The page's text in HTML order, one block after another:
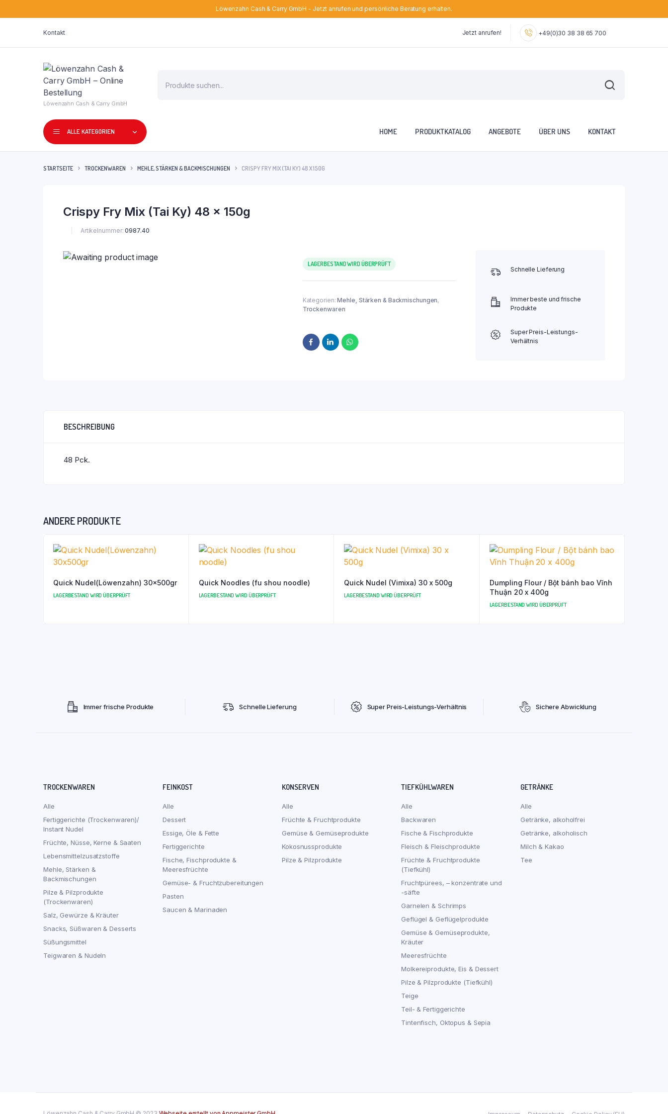
Löwenzahn Cash & Carry GmbH - Jetzt anrufen und persönliche Beratung erhalten.
Kontakt Jetzt anrufen! +49(0)30 38 38 65 700
Löwenzahn Cash & Carry GmbH
search
ALLE KATEGORIEN HOME PRODUKTKATALOG ANGEBOTE ÜBER UNS KONTAKT
STARTSEITE TROCKENWAREN MEHLE, STÄRKEN & BACKMISCHUNGEN CRISPY FRY MIX (TAI KY) 48 X 150G
Crispy Fry Mix (Tai Ky) 48 x 150g
Artikelnummer: 0987.40
LAGERBESTAND WIRD ÜBERPRÜFT
Kategorien:Mehle, Stärken & Backmischungen,
Trockenwaren
Schnelle Lieferung
Immer beste und frische
Produkte
Super Preis-Leistungs-
Verhältnis
BESCHREIBUNG
48 Pck.
ANDERE PRODUKTE
Quick Nudel(Löwenzahn) 30x500gr
LAGERBESTAND WIRD ÜBERPRÜFT
Quick Noodles (fu shou noodle)
LAGERBESTAND WIRD ÜBERPRÜFT
Quick Nudel (Vimixa) 30 x 500g
LAGERBESTAND WIRD ÜBERPRÜFT
Dumpling Flour / Bột bánh bao Vĩnh
Thuận 20 x 400g
LAGERBESTAND WIRD ÜBERPRÜFT
Immer frische Produkte Schnelle Lieferung Super Preis-Leistungs-Verhältnis Sichere Abwicklung
TROCKENWAREN
Alle
Fertiggerichte (Trockenwaren)/
Instant Nudel
Früchte, Nüsse, Kerne & Saaten
Lebensmittelzusatzstoffe
Mehle, Stärken &
Backmischungen
Pilze & Pilzprodukte
(Trockenwaren)
Salz, Gewürze & Kräuter
Snacks, Süßwaren & Desserts
Süßungsmittel
Teigwaren & Nudeln
FEINKOST
Alle
Dessert
Essige, Öle & Fette
Fertiggerichte
Fische, Fischprodukte &
Meeresfrüchte
Gemüse- & Fruchtzubereitungen
Pasten
Saucen & Marinaden
KONSERVEN
Alle
Früchte & Fruchtprodukte
Gemüse & Gemüseprodukte
Kokosnussprodukte
Pilze & Pilzprodukte
TIEFKÜHLWAREN
Alle
Backwaren
Fische & Fischprodukte
Fleisch & Fleischprodukte
Früchte & Fruchtprodukte
(Tiefkühl)
Fruchtpürees, – konzentrate und
-säfte
Garnelen & Schrimps
Geflügel & Geflügelprodukte
Gemüse & Gemüseprodukte,
Kräuter
Meeresfrüchte
Molkereiprodukte, Eis & Dessert
Pilze & Pilzprodukte (Tiefkühl)
Teige
Teil- & Fertiggerichte
Tintenfisch, Oktopus & Sepia
GETRÄNKE
Alle
Getränke, alkoholfrei
Getränke, alkoholisch
Milch & Kakao
Tee